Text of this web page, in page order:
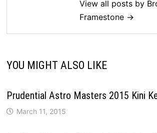
View all posts by
Framestone →
YOU MIGHT ALSO LIKE
Prudential Astro Masters 2015 Kini
March 11, 2015